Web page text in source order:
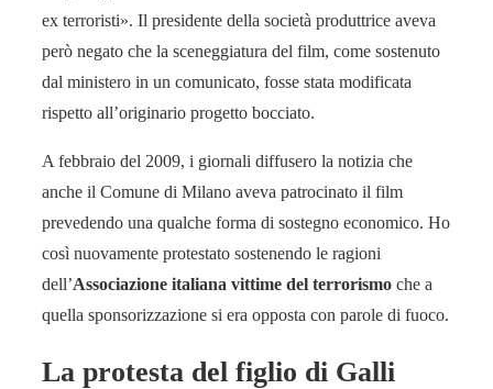
ex terroristi». Il presidente della società produttrice aveva
però negato che la sceneggiatura del film, come sostenuto
dal ministero in un comunicato, fosse stata modificata
rispetto all’originario progetto bocciato.
A febbraio del 2009, i giornali diffusero la notizia che
anche il Comune di Milano aveva patrocinato il film
prevedendo una qualche forma di sostegno economico. Ho
così nuovamente protestato sostenendo le ragioni
dell’Associazione italiana vittime del terrorismo che a
quella sponsorizzazione si era opposta con parole di fuoco.
La protesta del figlio di Galli